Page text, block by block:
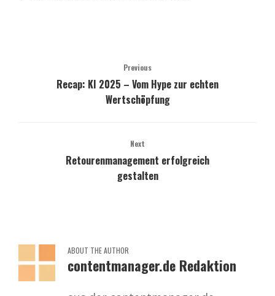
Previous
Recap: KI 2025 – Vom Hype zur echten
Wertschöpfung
Next
Retourenmanagement erfolgreich
gestalten
ABOUT THE AUTHOR
contentmanager.de Redaktion